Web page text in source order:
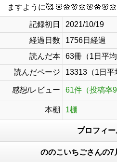
ますように🥰
記録初日
2021/10/19
経過日数
1756日経過
読んだ本
63冊（1日平
読んだページ
13313（1日平
感想/レビュー 61件（投稿率
本棚 1棚
プロフィー
ののこいちごさんの7